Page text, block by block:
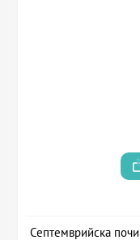
Септемврийска